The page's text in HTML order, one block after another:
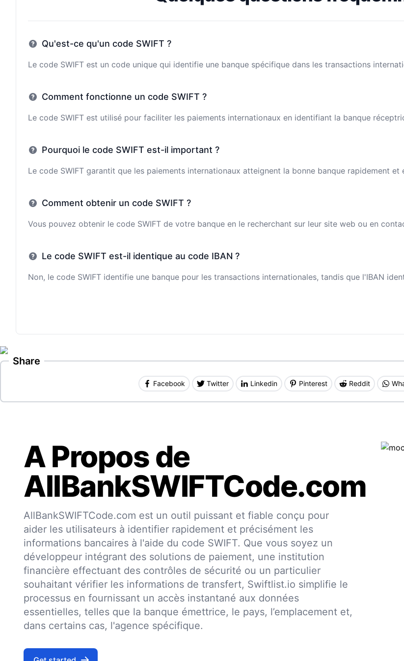
Qu'est-ce qu'un code SWIFT ?
Le code SWIFT est un code unique qui identifie une banque spécifique dans les transactions
Comment fonctionne un code SWIFT ?
Le code SWIFT est utilisé pour faciliter les paiements internationaux en identifiant la banque
Pourquoi le code SWIFT est-il important ?
Le code SWIFT garantit que les paiements internationaux atteignent la bonne banque rapidement
Comment obtenir un code SWIFT ?
Vous pouvez obtenir le code SWIFT de votre banque en le recherchant sur leur site web ou en
Le code SWIFT est-il identique au code IBAN ?
Non, le code SWIFT identifie une banque pour les transactions internationales, tandis que l'IBAN
Share
Facebook Twitter Linkedin Pinterest Reddit
A Propos de
AllBankSWIFTCode.com
AllBankSWIFTCode.com est un outil puissant et fiable conçu pour
aider les utilisateurs à identifier rapidement et précisément les
informations bancaires à l'aide du code SWIFT. Que vous soyez un
développeur intégrant des solutions de paiement, une institution
financière effectuant des contrôles de sécurité ou un particulier
souhaitant vérifier les informations de transfert, Swiftlist.io simplifie le
processus en fournissant un accès instantané aux données
essentielles, telles que la banque émettrice, le pays, l’emplacement et,
dans certains cas, l'agence spécifique.